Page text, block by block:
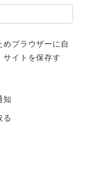
ブラウザーに自
サイトを保存す
知
る